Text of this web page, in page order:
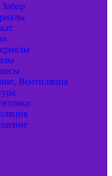
Вентиляция